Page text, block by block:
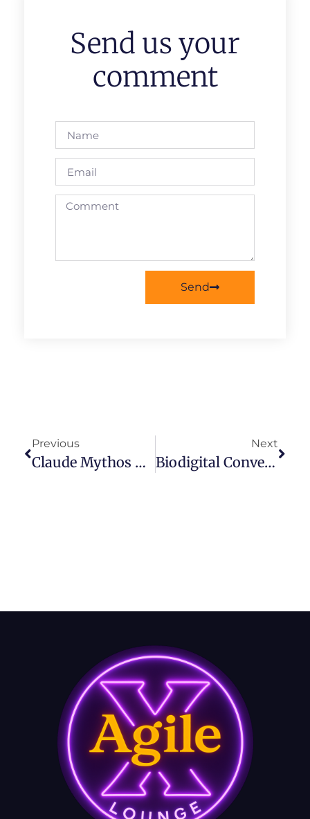
Send us your
comment
Send
Previous
Claude Mythos And The Fear Merchants: An Agilist’s Empirical BS Detector For AI Doom Theater
Next
Biodigital Convergence In The Era Of AI Agentic